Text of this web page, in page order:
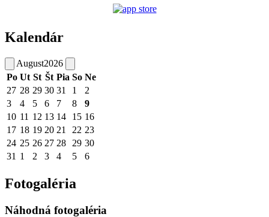
Kalendár
August2026
Po Ut St Št Pia So Ne
27 28 29 30 31 1
2
3
4 5 6 7 8
9
10 11 12 13 14 15 16
17 18 19 20 21 22 23
24 25 26 27 28 29 30
31 1 2 3 4 5 6
Fotogaléria
Náhodná fotogaléria